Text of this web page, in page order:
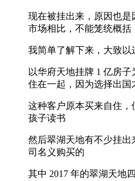
现在被挂出来，原因也是
市场相比，不能笼统概括
我简单了解下来，大致以
以华府天地挂牌 1 亿房
住在一起，因为选择出国
这种客户原本买来自住
孩子读书
然后翠湖天地有不少挂
司名义购买的
其中 2017 年的翠湖天地